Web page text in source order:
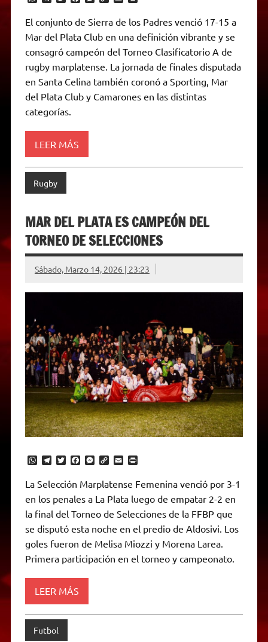
t
s
p
p
l
e
g
a
m
t
t
r
c
e
b
o
k
s
s
e
n
g
e
y
L
i
n
k
i
l
n
t
r
i
n
d
l
El conjunto de Sierra de los Padres venció 17-15 a
Mar del Plata Club en una definición vibrante y se
consagró campeón del Torneo Clasificatorio A de
rugby marplatense. La jornada de finales disputada
en Santa Celina también coronó a Sporting, Mar
del Plata Club y Camarones en las distintas
categorías.
LEER MÁS
Rugby
MAR DEL PLATA ES CAMPEÓN DEL
TORNEO DE SELECCIONES
Sábado, Marzo 14, 2026 | 23:23
W
a
t
s
A
p
p
T
e
g
r
a
m
T
i
t
t
e
r
F
c
e
b
o
k
M
s
e
g
e
C
p
y
L
i
n
k
E
i
l
P
i
n
t
r
i
n
d
l
La Selección Marplatense Femenina venció por 3-1
en los penales a La Plata luego de empatar 2-2 en
la final del Torneo de Selecciones de la FFBP que
se disputó esta noche en el predio de Aldosivi. Los
goles fueron de Melisa Miozzi y Morena Larea.
Primera participación en el torneo y campeonato.
LEER MÁS
Futbol